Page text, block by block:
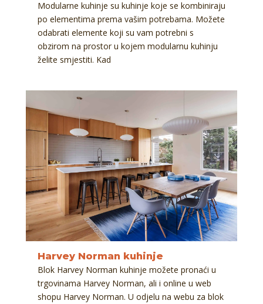
Modularne kuhinje su kuhinje koje se kombiniraju
po elementima prema vašim potrebama. Možete
odabrati elemente koji su vam potrebni s
obzirom na prostor u kojem modularnu kuhinju
želite smjestiti. Kad
Harvey Norman kuhinje
Blok Harvey Norman kuhinje možete pronaći u
trgovinama Harvey Norman, ali i online u web
shopu Harvey Norman. U odjelu na webu za blok